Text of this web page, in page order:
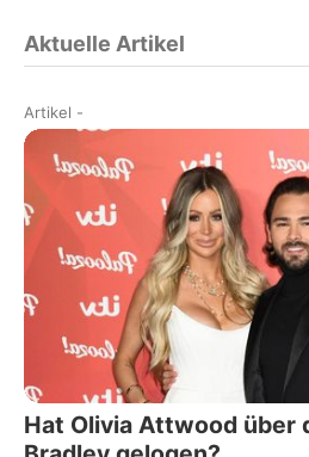
Aktuelle Artikel
Artikel -
Hat Olivia Attwood über